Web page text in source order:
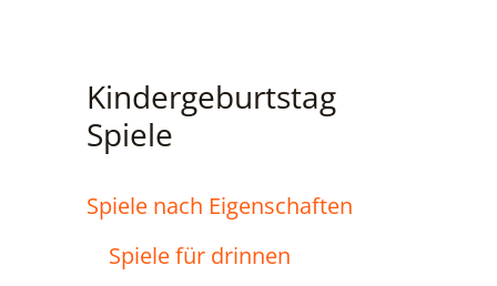
Kindergeburtstag
Spiele
Spiele nach Eigenschaften
Spiele für drinnen